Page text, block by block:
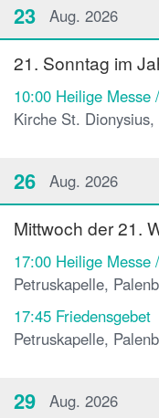
23 Aug. 2026
21. Sonntag im
10:00 Heilige Messe
Kirche St. Dionysius,
26 Aug. 2026
Mittwoch der 21.
17:00 Heilige Messe
Petruskapelle,
17:45 Friedensgebet
Petruskapelle,
29 Aug. 2026